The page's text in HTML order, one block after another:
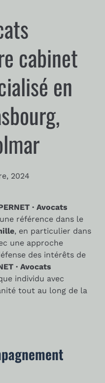
cabinet
en
2024
· Avocats
référence dans le
, en particulier dans
une approche
des intérêts de
· Avocats
individu avec
tout au long de la